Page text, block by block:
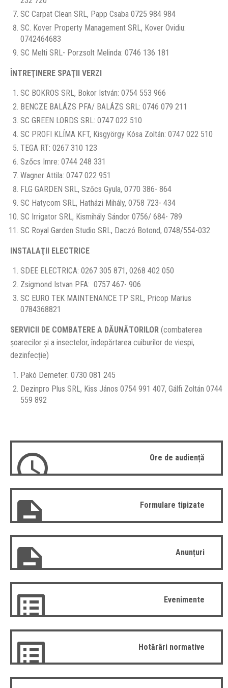
SC Carpat Clean SRL, Papp Csaba 0725 984 984
SC. Kover Property Management SRL, Kover Ovidiu:
0742464683
SC Melti SRL- Porzsolt Melinda: 0746 136 181
ÎNTREŢINERE SPAŢII VERZI
SC BOKROS SRL, Bokor István: 0754 553 966
BENCZE BALÁZS PFA/ BALÁZS SRL: 0746 079 211
SC GREEN LORDS SRL: 0747 022 510
SC PROFI KLÍMA KFT, Kisgyörgy Kósa Zoltán: 0747 022 510
TEGA RT: 0267 310 123
Szőcs Imre: 0744 248 331
Wagner Attila: 0747 022 951
FLG GARDEN SRL, Szőcs Gyula, 0770 386- 864
SC Hatycom SRL, Hatházi Mihály, 0758 723- 434
SC Irrigator SRL, Kismihály Sándor 0756/ 684- 789
SC Royal Garden Studio SRL, Daczó Botond, 0748/554-032
INSTALAŢII ELECTRICE
SDEE ELECTRICA: 0267 305 871, 0268 402 050
Zsigmond Istvan PFA: 0757 467- 906
SC EURO TEK MAINTENANCE TP SRL, Pricop Marius
0784368821
SERVICII DE COMBATERE A DĂUNĂTORILOR (combaterea
șoarecilor și a insectelor, îndepărtarea cuiburilor de viespi,
dezinfecție)
Pakó Demeter: 0730 081 245
Dezinpro Plus SRL, Kiss János 0754 991 407, Gálfi Zoltán 0744
559 892
Ore de audiență
Formulare tipizate
Anunțuri
Evenimente
Hotărâri normative